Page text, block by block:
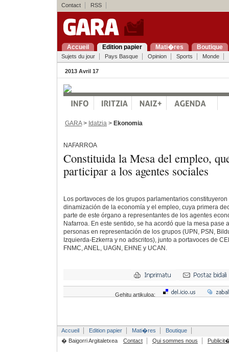
Contact RSS
Accueil Edition papier Mati�res Boutique
Sujets du jour Pays Basque Opinion Sports Monde
2013 Avril 17
GARA> Idatzia > Ekonomia
NAFARROA
Constituida la Mesa del empleo,
participar a los agentes sociales
Los portavoces de los grupos parlamentarios
dinamización de la economía y el empleo, cuya primera
parte de este órgano a representantes de los agentes
Nafarroa. En este sentido, se ha acordó que la mesa pase
personas en representación de los grupos (UPN, PSN,
Izquierda-Ezkerra y no adscritos), junto a portavoces de
FNMC, ANEL, UAGN, EHNE y UCAN.
Gehitu artikuloa:
Accueil Edition papier Mati�res
Boutique
� Baigorri Argitaletxea
Contact Qui sommes nous